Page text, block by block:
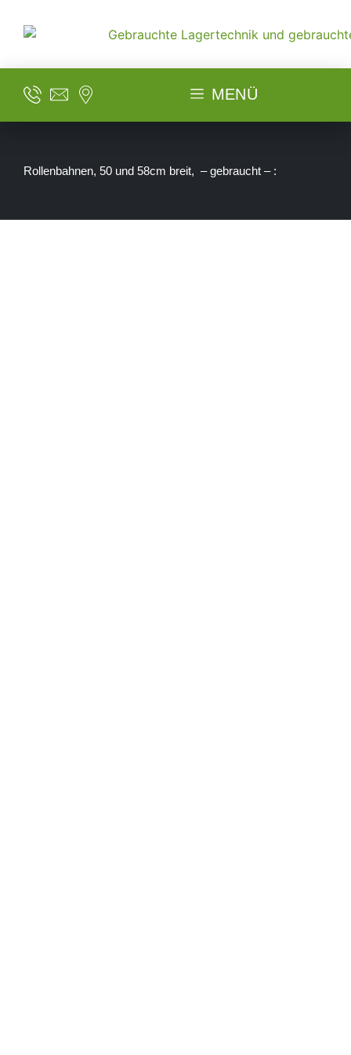
MENÜ
Rollenbahnen, 50 und 58cm breit, – gebraucht – :